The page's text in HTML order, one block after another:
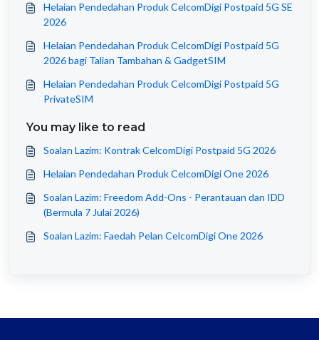
Helaian Pendedahan Produk CelcomDigi Postpaid 5G SE
2026
Helaian Pendedahan Produk CelcomDigi Postpaid 5G
2026 bagi Talian Tambahan & GadgetSIM
Helaian Pendedahan Produk CelcomDigi Postpaid 5G
PrivateSIM
You may like to read
Soalan Lazim: Kontrak CelcomDigi Postpaid 5G 2026
Helaian Pendedahan Produk CelcomDigi One 2026
Soalan Lazim: Freedom Add-Ons - Perantauan dan IDD
(Bermula 7 Julai 2026)
Soalan Lazim: Faedah Pelan CelcomDigi One 2026